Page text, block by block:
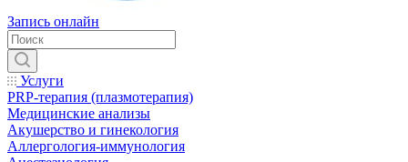
Запись онлайн
Услуги
PRP-терапия (плазмотерапия)
Медицинские анализы
Акушерство и гинекология
Аллергология-иммунология